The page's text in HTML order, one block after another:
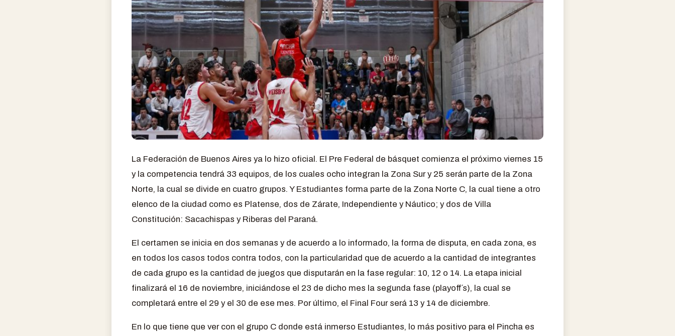
La Federación de Buenos Aires ya lo hizo oficial. El Pre Federal de básquet comienza el próximo viernes 15
y la competencia tendrá 33 equipos, de los cuales ocho integran la Zona Sur y 25 serán parte de la Zona
Norte, la cual se divide en cuatro grupos. Y Estudiantes forma parte de la Zona Norte C, la cual tiene a otro
elenco de la ciudad como es Platense, dos de Zárate, Independiente y Náutico; y dos de Villa
Constitución: Sacachispas y Riberas del Paraná.
El certamen se inicia en dos semanas y de acuerdo a lo informado, la forma de disputa, en cada zona, es
en todos los casos todos contra todos, con la particularidad que de acuerdo a la cantidad de integrantes
de cada grupo es la cantidad de juegos que disputarán en la fase regular: 10, 12 o 14. La etapa inicial
finalizará el 16 de noviembre, iniciándose el 23 de dicho mes la segunda fase (playoff´s), la cual se
completará entre el 29 y el 30 de ese mes. Por último, el Final Four será 13 y 14 de diciembre.
En lo que tiene que ver con el grupo C donde está inmerso Estudiantes, lo más positivo para el Pincha es